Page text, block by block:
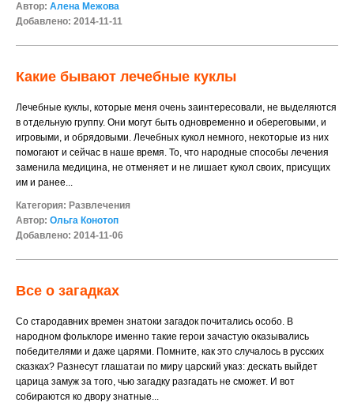
Автор: Алена Межова
Добавлено: 2014-11-11
Какие бывают лечебные куклы
Лечебные куклы, которые меня очень заинтересовали, не выделяются
в отдельную группу. Они могут быть одновременно и обереговыми, и
игровыми, и обрядовыми. Лечебных кукол немного, некоторые из них
помогают и сейчас в наше время. То, что народные способы лечения
заменила медицина, не отменяет и не лишает кукол своих, присущих
им и ранее...
Категория: Развлечения
Автор: Ольга Конотоп
Добавлено: 2014-11-06
Все о загадках
Со стародавних времен знатоки загадок почитались особо. В
народном фольклоре именно такие герои зачастую оказывались
победителями и даже царями. Помните, как это случалось в русских
сказках? Разнесут глашатаи по миру царский указ: дескать выйдет
царица замуж за того, чью загадку разгадать не сможет. И вот
собираются ко двору знатные...